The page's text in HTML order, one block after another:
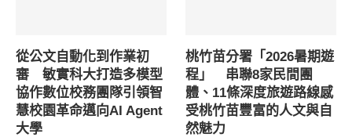
從公文自動化到作業初
審 敏實科大打造多模型
協作數位校務團隊引領智
慧校園革命邁向AI Agent
大學
桃竹苗分署「2026暑期遊
程」 串聯8家民間團
體、11條深度旅遊路線感
受桃竹苗豐富的人文與自
然魅力